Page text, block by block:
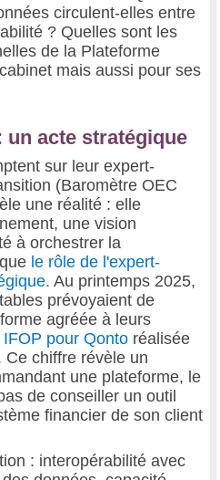
circulent-elles entre
? Quelles sont les
de la Plateforme
mais aussi pour ses
acte stratégique
sur leur expert-
(Baromètre OEC
une réalité : elle
une vision
à orchestrer la
le rôle de l'expert-
Au printemps 2025,
prévoyaient de
agréée à leurs
pour Qonto réalisée
chiffre révèle un
une plateforme, le
de conseiller un outil
financier de son client
: interopérabilité avec